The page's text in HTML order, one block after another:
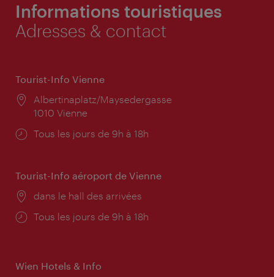
Informations touristiques
Adresses & contact
Tourist-Info Vienne
Lieu:
Albertinaplatz/Maysedergasse
1010 Vienne
Horaires
Tous les jours de 9h à 18h
Tourist-Info aéroport de Vienne
Lieu:
dans le hall des arrivées
Horaires
Tous les jours de 9h à 18h
Wien Hotels & Info